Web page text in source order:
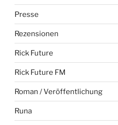
Presse
Rezensionen
Rick Future
Rick Future FM
Roman / Veröffentlichung
Runa